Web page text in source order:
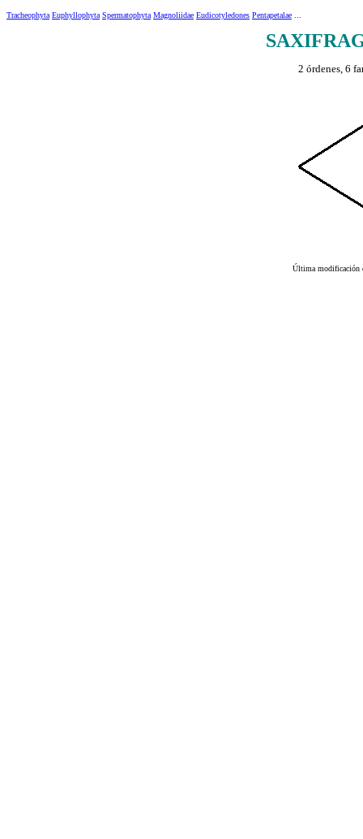
Tracheophyta Euphyllophyta Spermatophyta Magnoliidae Eudicotyledones Pentapetalae
2 órdenes, 6
Última